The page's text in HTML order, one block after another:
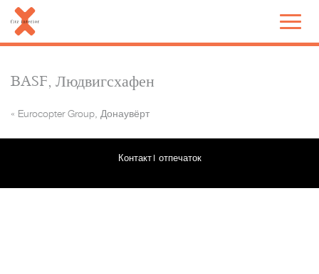
BASF, Людвигсхафен
« Eurocopter Group, Донаувёрт
Контакт отпечаток